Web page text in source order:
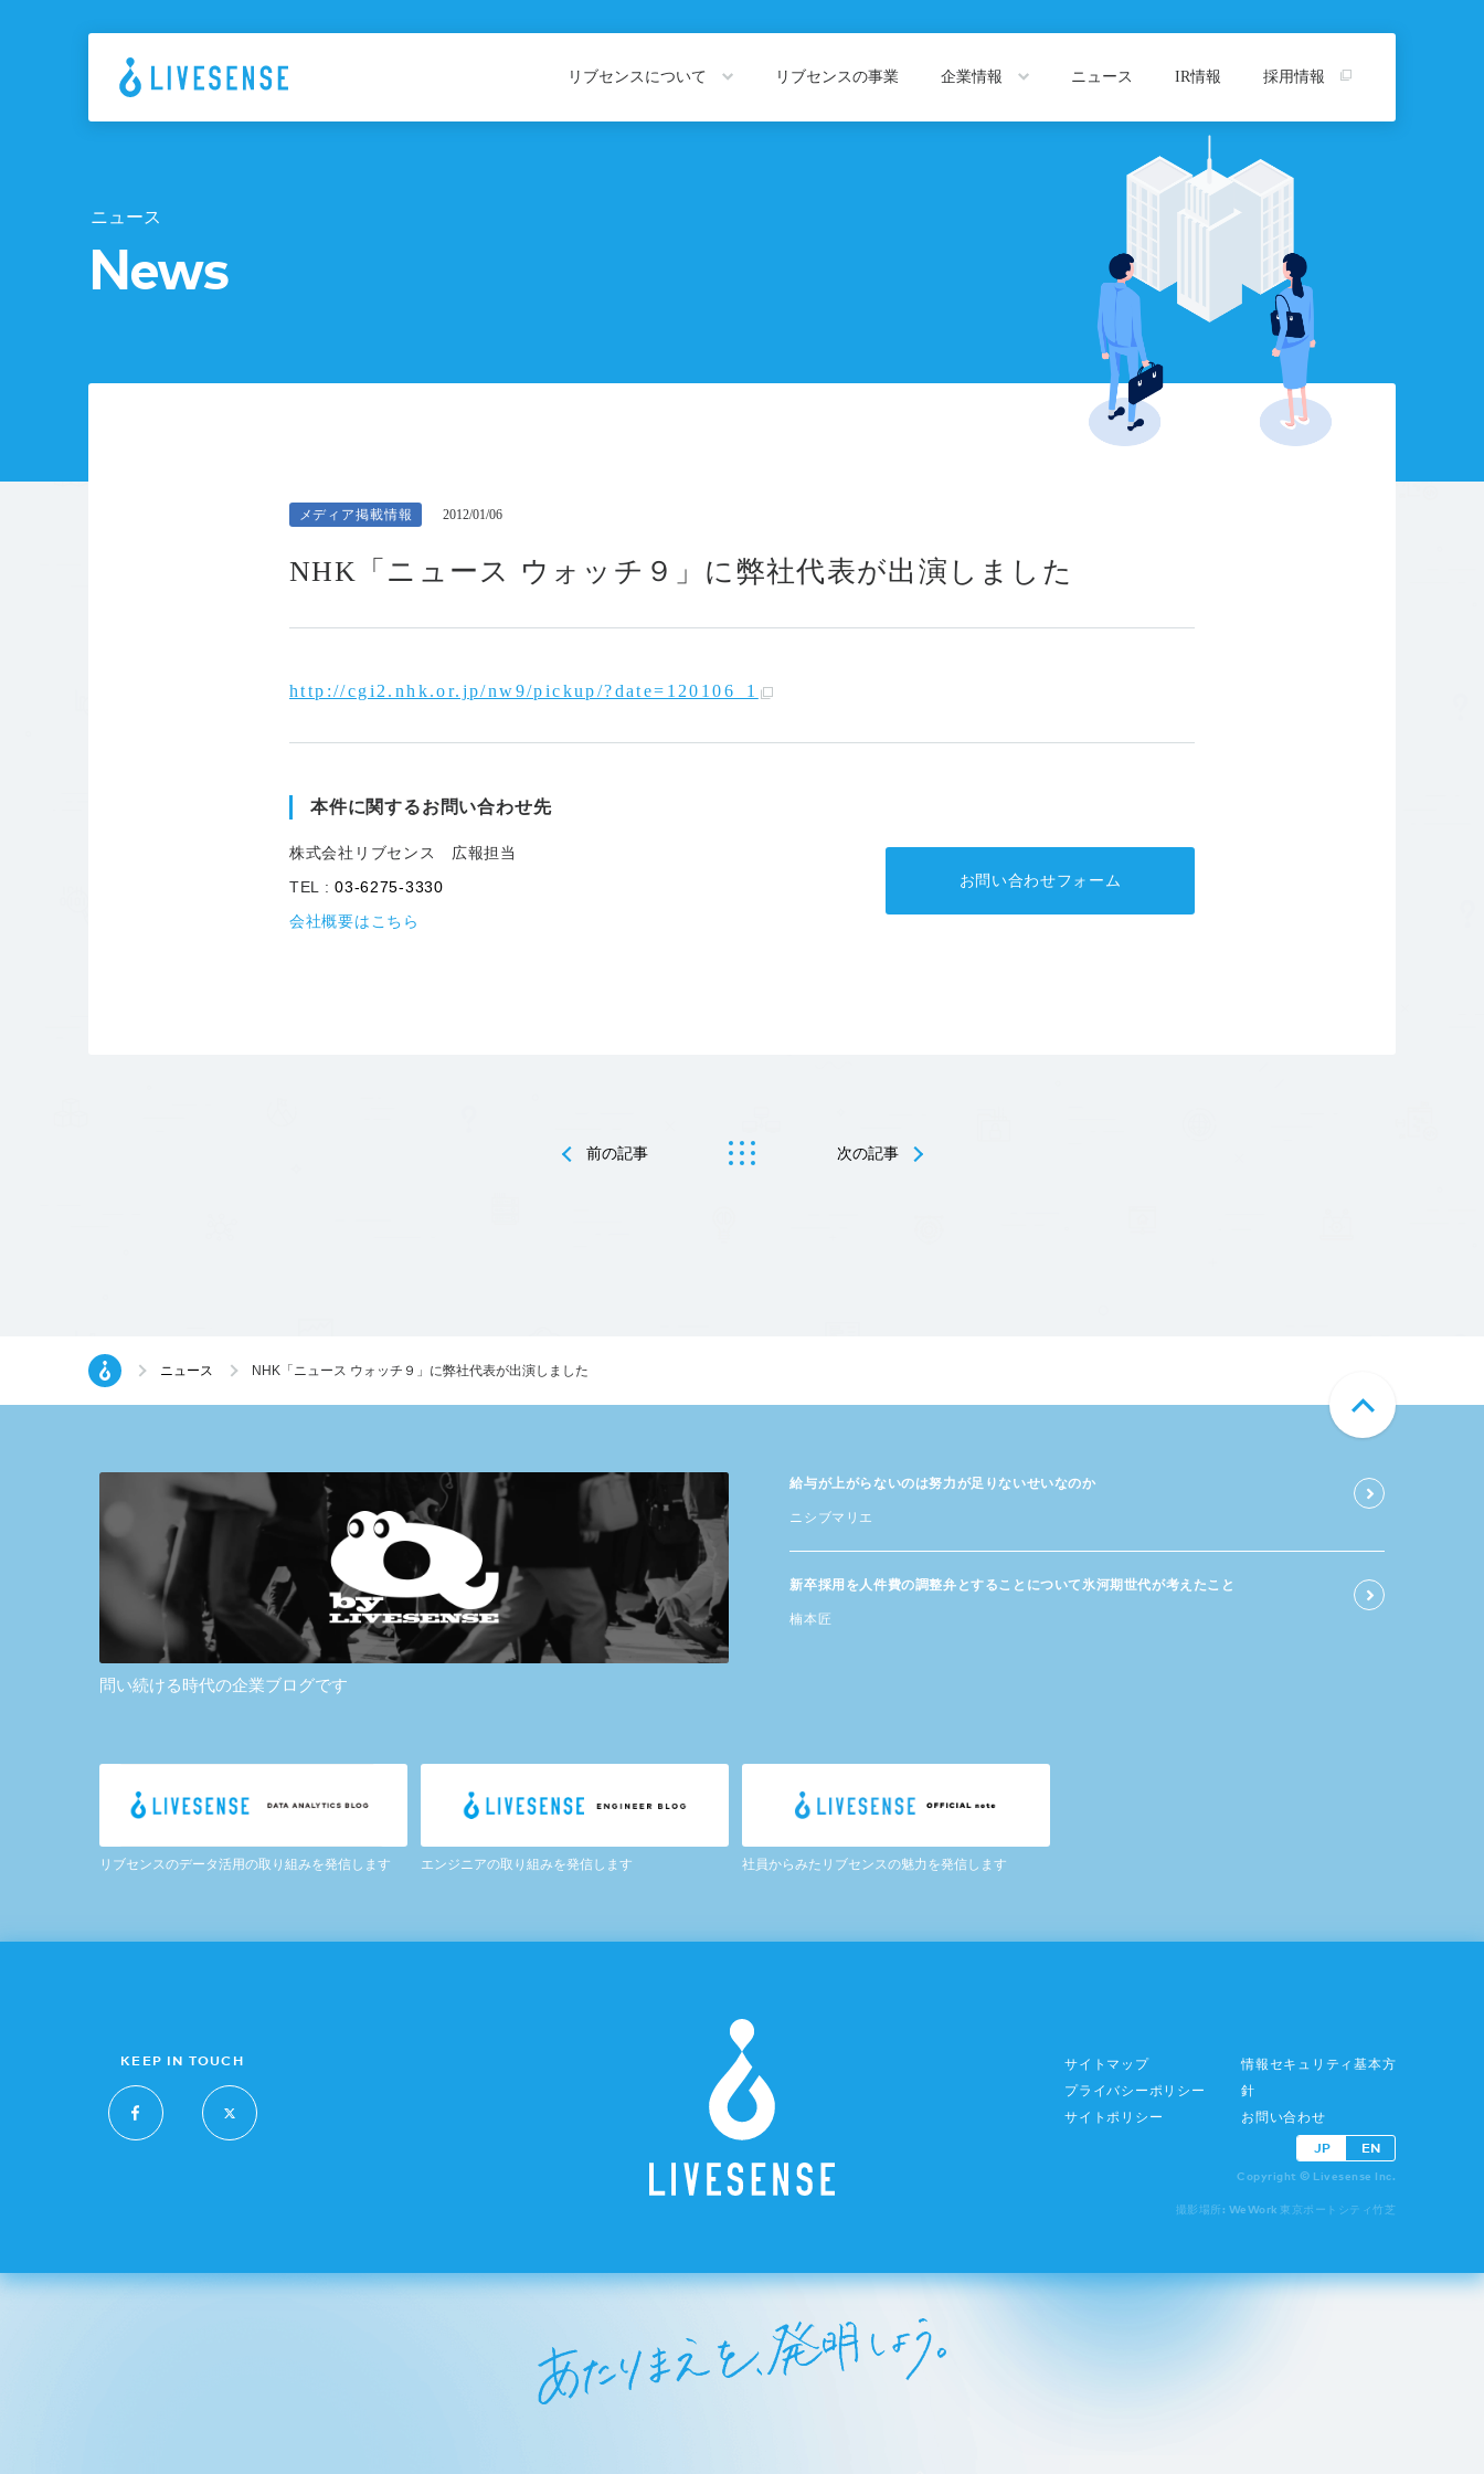
リブセンスについて リブセンスの事業 企業情報
沿革
アルムナイの方はこちら
ニュース IR情報 採用情報
ニュース
News
メディア掲載情報 2012/01/06
NHK「ニュース ウォッチ９」に弊社代表が出演しました
http://cgi2.nhk.or.jp/nw9/pickup/?date=120106_1
本件に関するお問い合わせ先
株式会社リブセンス 広報担当
TEL :03-6275-3330
会社概要はこちら
お問い合わせフォーム
前の記事 次の記事
ニュース NHK「ニュース ウォッチ９」に弊社代表が出演しました
問い続ける時代の企業ブログです
給与が​上がらないのは​努力が​足りないせいなのか
ニシブマリエ
新卒採用を​人件費の​調整弁と​する​ことに​ついて​氷河期世代が​考えた​こと
楠本匠
リブセンスのデータ活用の取り組みを発信します エンジニアの取り組みを発信します 社員からみたリブセンスの魅力を発信します
KEEP IN TOUCH
サイトマップ
プライバシーポリシー
サイトポリシー
情報セキュリティ基本方
針
お問い合わせ
JP EN
Copyright © Livesense Inc.
撮影場所: WeWork 東京ポートシティ竹芝